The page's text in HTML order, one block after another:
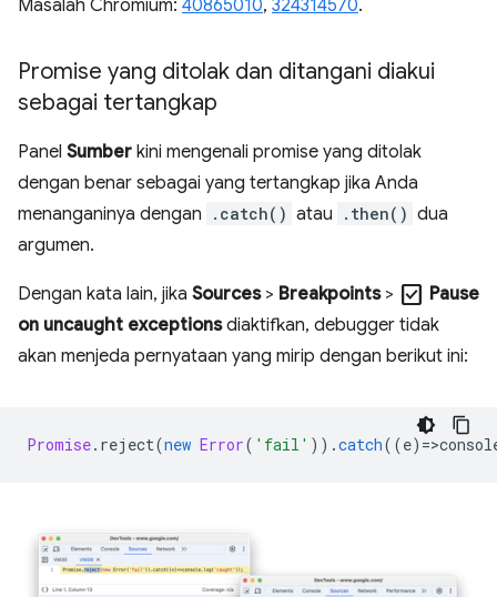
Masalah Chromium: 40865010, 324314570.
Promise yang ditolak dan ditangani diakui
sebagai tertangkap
Panel Sumber kini mengenali promise yang ditolak
dengan benar sebagai yang tertangkap jika Anda
menanganinya dengan
.catch() atau .then() dua
argumen.
Dengan kata lain, jika Sources> Breakpoints> check_box Pause
on uncaught exceptionsdiaktifkan, debugger tidak
akan menjeda pernyataan yang mirip dengan berikut ini:
Promise. reject(new Error( 'fail' )).catch((e) =>